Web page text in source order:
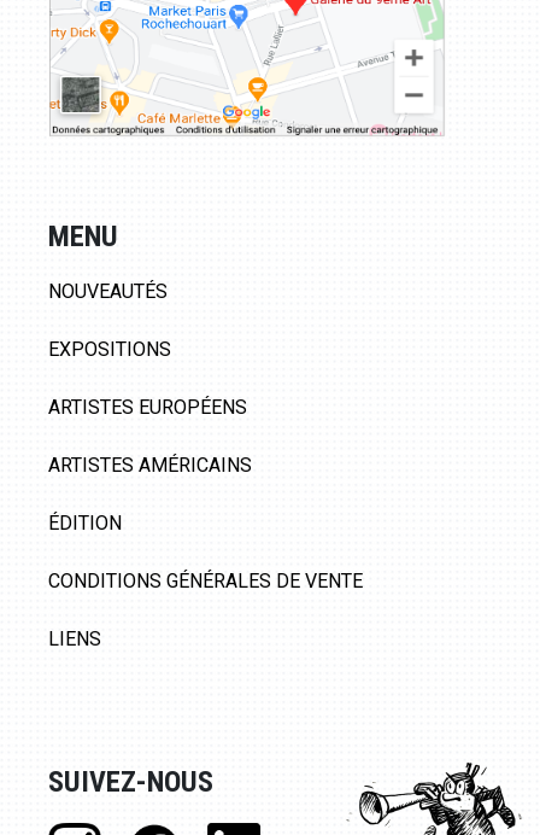
MENU
NOUVEAUTÉS
EXPOSITIONS
ARTISTES EUROPÉENS
ARTISTES AMÉRICAINS
ÉDITION
CONDITIONS GÉNÉRALES DE VENTE
LIENS
SUIVEZ-NOUS